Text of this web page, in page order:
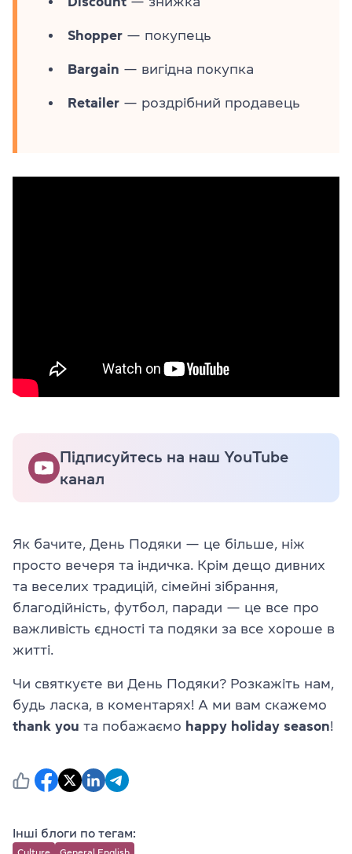
Shopper — покупець
Bargain — вигідна покупка
Retailer — роздрібний продавець
Підписуйтесь на наш YouTube
канал
Як бачите, День Подяки — це більше, ніж
просто вечеря та індичка. Крім дещо дивних
та веселих традицій, сімейні зібрання,
благодійність, футбол, паради — це все про
важливість єдності та подяки за все хороше в
житті.
Чи святкуєте ви День Подяки? Розкажіть нам,
будь ласка, в коментарях! А ми вам скажемо
thank you та побажаємо happy holiday season!
Інші блоги по тегам: